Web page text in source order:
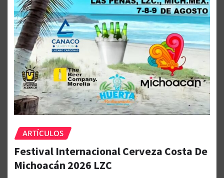
ARTÍCULOS
Festival Internacional Cerveza Costa De
Michoacán 2026 LZC